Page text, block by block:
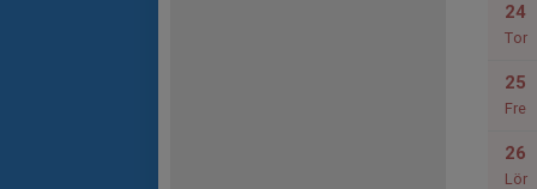
24
Tor
25
Fre
26
Lör